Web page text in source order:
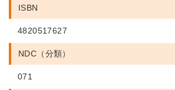
ISBN
4820517627
NDC（分類）
071